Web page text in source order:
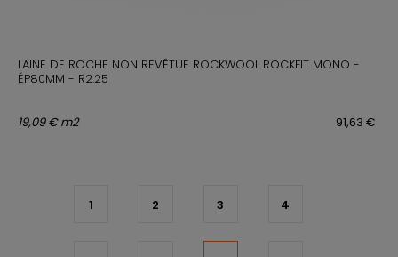
LAINE DE ROCHE NON REVÊTUE ROCKWOOL ROCKFIT MONO -
ÉP80MM - R2.25
91,63 €
19,09 € m2
1 2 3 4